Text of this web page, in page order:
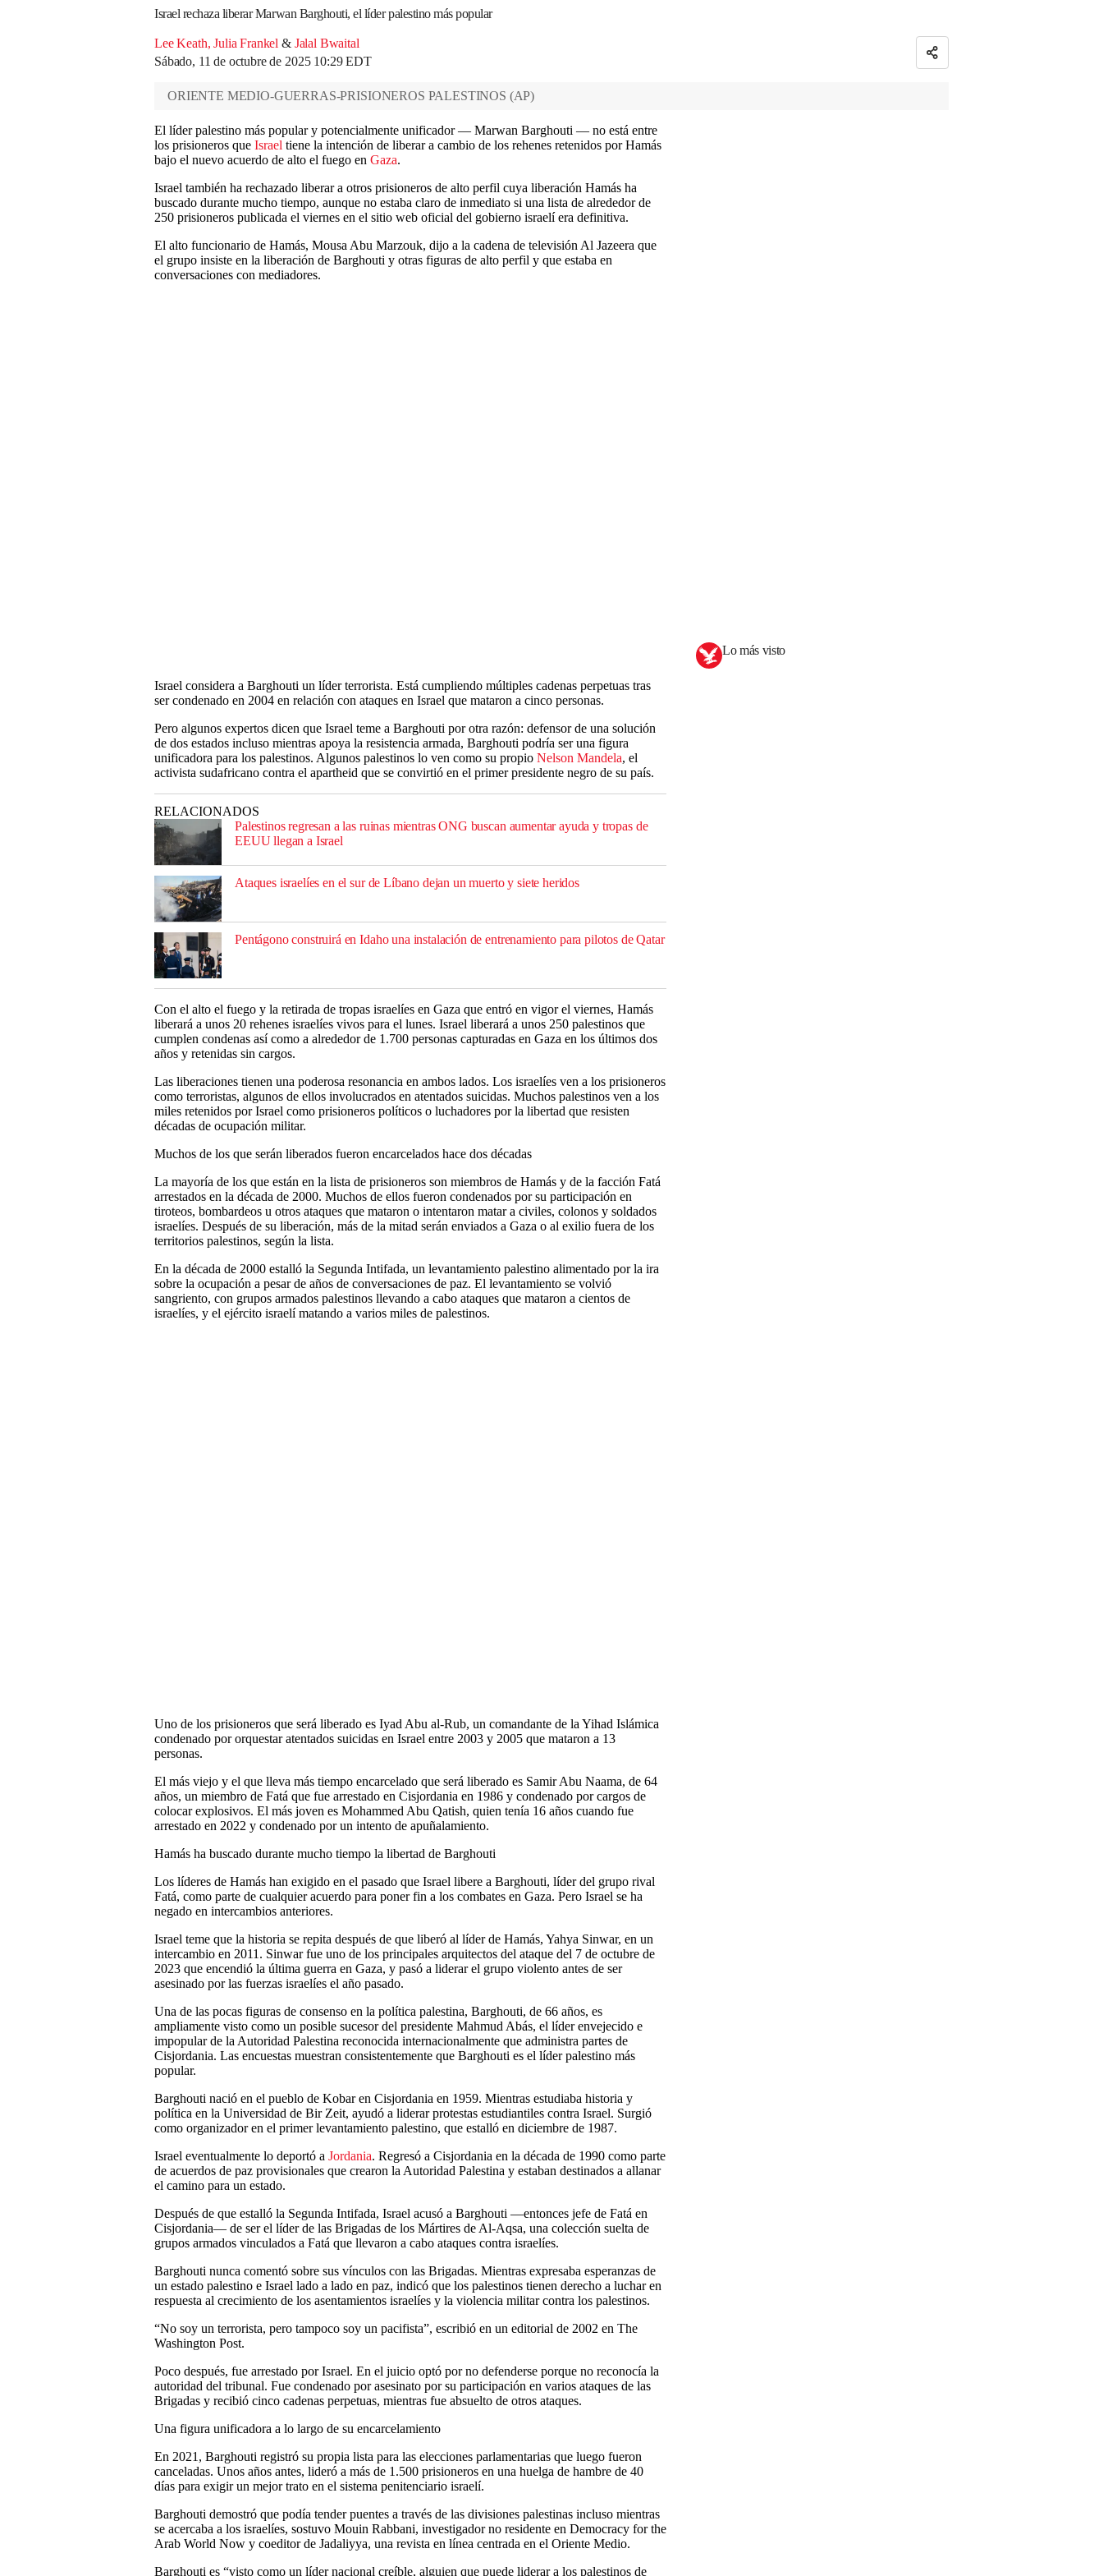
Israel rechaza liberar Marwan Barghouti, el líder palestino más popular
Lee Keath,Julia Frankel & Jalal Bwaital
Sábado, 11 de octubre de 2025 10:29 EDT
ORIENTE MEDIO-GUERRAS-PRISIONEROS PALESTINOS (AP)
El líder palestino más popular y potencialmente unificador — Marwan Barghouti — no está entre
los prisioneros que Israel tiene la intención de liberar a cambio de los rehenes retenidos por Hamás
bajo el nuevo acuerdo de alto el fuego en Gaza.
Israel también ha rechazado liberar a otros prisioneros de alto perfil cuya liberación Hamás ha
buscado durante mucho tiempo, aunque no estaba claro de inmediato si una lista de alrededor de
250 prisioneros publicada el viernes en el sitio web oficial del gobierno israelí era definitiva.
El alto funcionario de Hamás, Mousa Abu Marzouk, dijo a la cadena de televisión Al Jazeera que
el grupo insiste en la liberación de Barghouti y otras figuras de alto perfil y que estaba en
conversaciones con mediadores.
Israel considera a Barghouti un líder terrorista. Está cumpliendo múltiples cadenas perpetuas tras
ser condenado en 2004 en relación con ataques en Israel que mataron a cinco personas.
Pero algunos expertos dicen que Israel teme a Barghouti por otra razón: defensor de una solución
de dos estados incluso mientras apoya la resistencia armada, Barghouti podría ser una figura
unificadora para los palestinos. Algunos palestinos lo ven como su propio Nelson Mandela, el
activista sudafricano contra el apartheid que se convirtió en el primer presidente negro de su país.
RELACIONADOS
Palestinos regresan a las ruinas mientras ONG buscan aumentar ayuda y tropas de
EEUU llegan a Israel
Ataques israelíes en el sur de Líbano dejan un muerto y siete heridos
Pentágono construirá en Idaho una instalación de entrenamiento para pilotos de Qatar
Con el alto el fuego y la retirada de tropas israelíes en Gaza que entró en vigor el viernes, Hamás
liberará a unos 20 rehenes israelíes vivos para el lunes. Israel liberará a unos 250 palestinos que
cumplen condenas así como a alrededor de 1.700 personas capturadas en Gaza en los últimos dos
años y retenidas sin cargos.
Las liberaciones tienen una poderosa resonancia en ambos lados. Los israelíes ven a los prisioneros
como terroristas, algunos de ellos involucrados en atentados suicidas. Muchos palestinos ven a los
miles retenidos por Israel como prisioneros políticos o luchadores por la libertad que resisten
décadas de ocupación militar.
Muchos de los que serán liberados fueron encarcelados hace dos décadas
La mayoría de los que están en la lista de prisioneros son miembros de Hamás y de la facción Fatá
arrestados en la década de 2000. Muchos de ellos fueron condenados por su participación en
tiroteos, bombardeos u otros ataques que mataron o intentaron matar a civiles, colonos y soldados
israelíes. Después de su liberación, más de la mitad serán enviados a Gaza o al exilio fuera de los
territorios palestinos, según la lista.
En la década de 2000 estalló la Segunda Intifada, un levantamiento palestino alimentado por la ira
sobre la ocupación a pesar de años de conversaciones de paz. El levantamiento se volvió
sangriento, con grupos armados palestinos llevando a cabo ataques que mataron a cientos de
israelíes, y el ejército israelí matando a varios miles de palestinos.
Uno de los prisioneros que será liberado es Iyad Abu al-Rub, un comandante de la Yihad Islámica
condenado por orquestar atentados suicidas en Israel entre 2003 y 2005 que mataron a 13
personas.
El más viejo y el que lleva más tiempo encarcelado que será liberado es Samir Abu Naama, de 64
años, un miembro de Fatá que fue arrestado en Cisjordania en 1986 y condenado por cargos de
colocar explosivos. El más joven es Mohammed Abu Qatish, quien tenía 16 años cuando fue
arrestado en 2022 y condenado por un intento de apuñalamiento.
Hamás ha buscado durante mucho tiempo la libertad de Barghouti
Los líderes de Hamás han exigido en el pasado que Israel libere a Barghouti, líder del grupo rival
Fatá, como parte de cualquier acuerdo para poner fin a los combates en Gaza. Pero Israel se ha
negado en intercambios anteriores.
Israel teme que la historia se repita después de que liberó al líder de Hamás, Yahya Sinwar, en un
intercambio en 2011. Sinwar fue uno de los principales arquitectos del ataque del 7 de octubre de
2023 que encendió la última guerra en Gaza, y pasó a liderar el grupo violento antes de ser
asesinado por las fuerzas israelíes el año pasado.
Una de las pocas figuras de consenso en la política palestina, Barghouti, de 66 años, es
ampliamente visto como un posible sucesor del presidente Mahmud Abás, el líder envejecido e
impopular de la Autoridad Palestina reconocida internacionalmente que administra partes de
Cisjordania. Las encuestas muestran consistentemente que Barghouti es el líder palestino más
popular.
Barghouti nació en el pueblo de Kobar en Cisjordania en 1959. Mientras estudiaba historia y
política en la Universidad de Bir Zeit, ayudó a liderar protestas estudiantiles contra Israel. Surgió
como organizador en el primer levantamiento palestino, que estalló en diciembre de 1987.
Israel eventualmente lo deportó a Jordania. Regresó a Cisjordania en la década de 1990 como parte
de acuerdos de paz provisionales que crearon la Autoridad Palestina y estaban destinados a allanar
el camino para un estado.
Después de que estalló la Segunda Intifada, Israel acusó a Barghouti —entonces jefe de Fatá en
Cisjordania— de ser el líder de las Brigadas de los Mártires de Al-Aqsa, una colección suelta de
grupos armados vinculados a Fatá que llevaron a cabo ataques contra israelíes.
Barghouti nunca comentó sobre sus vínculos con las Brigadas. Mientras expresaba esperanzas de
un estado palestino e Israel lado a lado en paz, indicó que los palestinos tienen derecho a luchar en
respuesta al crecimiento de los asentamientos israelíes y la violencia militar contra los palestinos.
“No soy un terrorista, pero tampoco soy un pacifista”, escribió en un editorial de 2002 en The
Washington Post.
Poco después, fue arrestado por Israel. En el juicio optó por no defenderse porque no reconocía la
autoridad del tribunal. Fue condenado por asesinato por su participación en varios ataques de las
Brigadas y recibió cinco cadenas perpetuas, mientras fue absuelto de otros ataques.
Una figura unificadora a lo largo de su encarcelamiento
En 2021, Barghouti registró su propia lista para las elecciones parlamentarias que luego fueron
canceladas. Unos años antes, lideró a más de 1.500 prisioneros en una huelga de hambre de 40
días para exigir un mejor trato en el sistema penitenciario israelí.
Barghouti demostró que podía tender puentes a través de las divisiones palestinas incluso mientras
se acercaba a los israelíes, sostuvo Mouin Rabbani, investigador no residente en Democracy for the
Arab World Now y coeditor de Jadaliyya, una revista en línea centrada en el Oriente Medio.
Barghouti es “visto como un líder nacional creíble, alguien que puede liderar a los palestinos de
Lo más visto